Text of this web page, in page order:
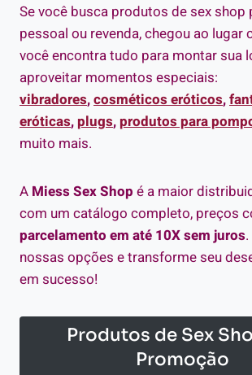
Se você busca produtos de sex shop
pessoal ou revenda, chegou ao lugar
você encontra tudo para montar sua
aproveitar momentos especiais:
vibradores,cosméticos eróticos,
eróticas,plugs,produtos para
muito mais.
A Miess Sex Shop é a maior
com um catálogo completo, preços
parcelamento em até 10X sem juros
nossas opções e transforme seu
em sucesso!
Produtos de Sex
Promoção